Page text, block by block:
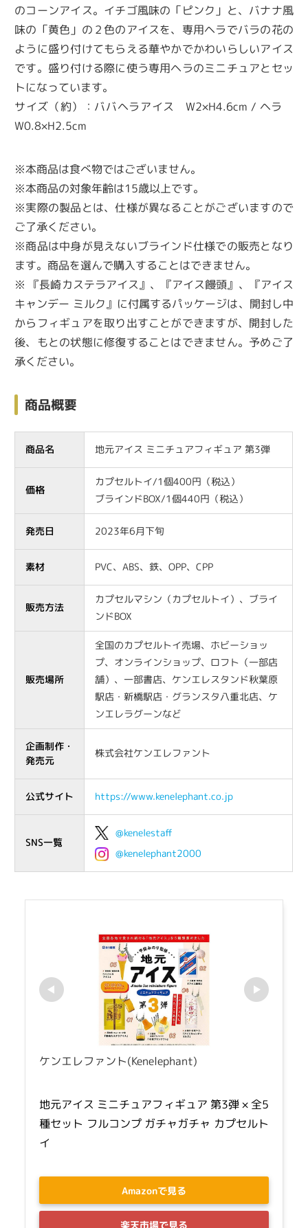
のコーンアイス。イチゴ風味の「ピンク」と、バナナ風
味の「黄色」の２色のアイスを、専用ヘラでバラの花の
ように盛り付けてもらえる華やかでかわいらしいアイス
です。盛り付ける際に使う専用ヘラのミニチュアとセッ
トになっています。
サイズ（約）：ババヘラアイス W2×H4.6cm / ヘラ
W0.8×H2.5cm
※本商品は食べ物ではございません。
※本商品の対象年齢は15歳以上です。
※実際の製品とは、仕様が異なることがございますので
ご了承ください。
※商品は中身が見えないブラインド仕様での販売となり
ます。商品を選んで購入することはできません。
※ 『長崎カステラアイス』、『アイス饅頭』、『アイス
キャンデー ミルク』に付属するパッケージは、開封し中
からフィギュアを取り出すことができますが、開封した
後、もとの状態に修復することはできません。予めご了
承ください。
商品概要
商品名 地元アイス ミニチュアフィギュア 第3弾
価格
カプセルトイ/1個400円（税込）
ブラインドBOX/1個440円（税込）
発売日 2023年6月下旬
素材 PVC、ABS、鉄、OPP、CPP
販売方法
カプセルマシン（カプセルトイ）、ブライ
ンドBOX
販売場所
全国のカプセルトイ売場、ホビーショッ
プ、オンラインショップ、ロフト（一部店
舗）、一部書店、ケンエレスタンド秋葉原
駅店・新橋駅店・グランスタ八重北店、ケ
ンエレラグーンなど
企画制作・
発売元
株式会社ケンエレファント
公式サイト https://www.kenelephant.co.jp
SNS一覧
@kenelestaff
@kenelephant2000
ケンエレファント(Kenelephant)
地元アイス ミニチュアフィギュア 第3弾 × 全5
種セット フルコンプ ガチャガチャ カプセルト
イ
Amazonで見る
楽天市場で見る